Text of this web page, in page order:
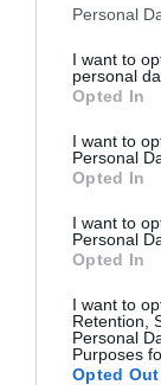
Personal
I want to
personal
Opted In
I want to
Personal
Opted In
I want to
Personal
Opted In
I want to
Retention,
Personal
Purposes
Opted Out